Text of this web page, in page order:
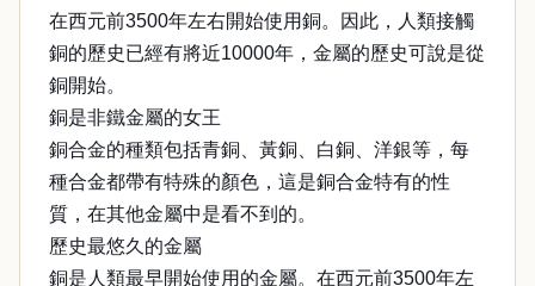
在西元前3500年左右開始使用銅。因此，人類接觸
銅的歷史已經有將近10000年，金屬的歷史可說是從
銅開始。
銅是非鐵金屬的女王
銅合金的種類包括青銅、黃銅、白銅、洋銀等，每
種合金都帶有特殊的顏色，這是銅合金特有的性
質，在其他金屬中是看不到的。
歷史最悠久的金屬
銅是人類最早開始使用的金屬。在西元前3500年左